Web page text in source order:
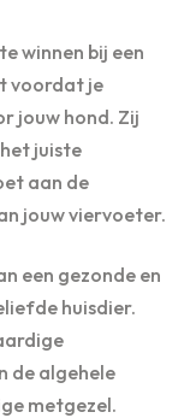
winnen bij een
voordat je
jouw hond. Zij
juiste
aan de
jouw viervoeter.
een gezonde en
huisdier.
de algehele
metgezel.